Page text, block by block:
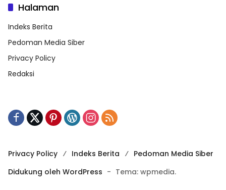
Halaman
Indeks Berita
Pedoman Media Siber
Privacy Policy
Redaksi
Privacy Policy Indeks Berita
Pedoman Media Siber
Didukung oleh WordPress - Tema: wpmedia.